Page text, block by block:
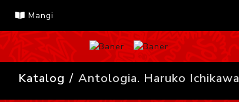
Mangi
Katalog Antologia. Haruko Ichikawa